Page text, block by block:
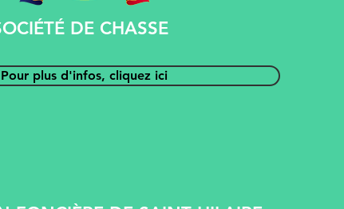
DE CHASSE
Pour plus d'infos, cliquez ici